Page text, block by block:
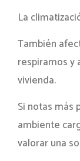
La
También
respiramos y
vivienda.
Si notas más
ambiente
valorar una